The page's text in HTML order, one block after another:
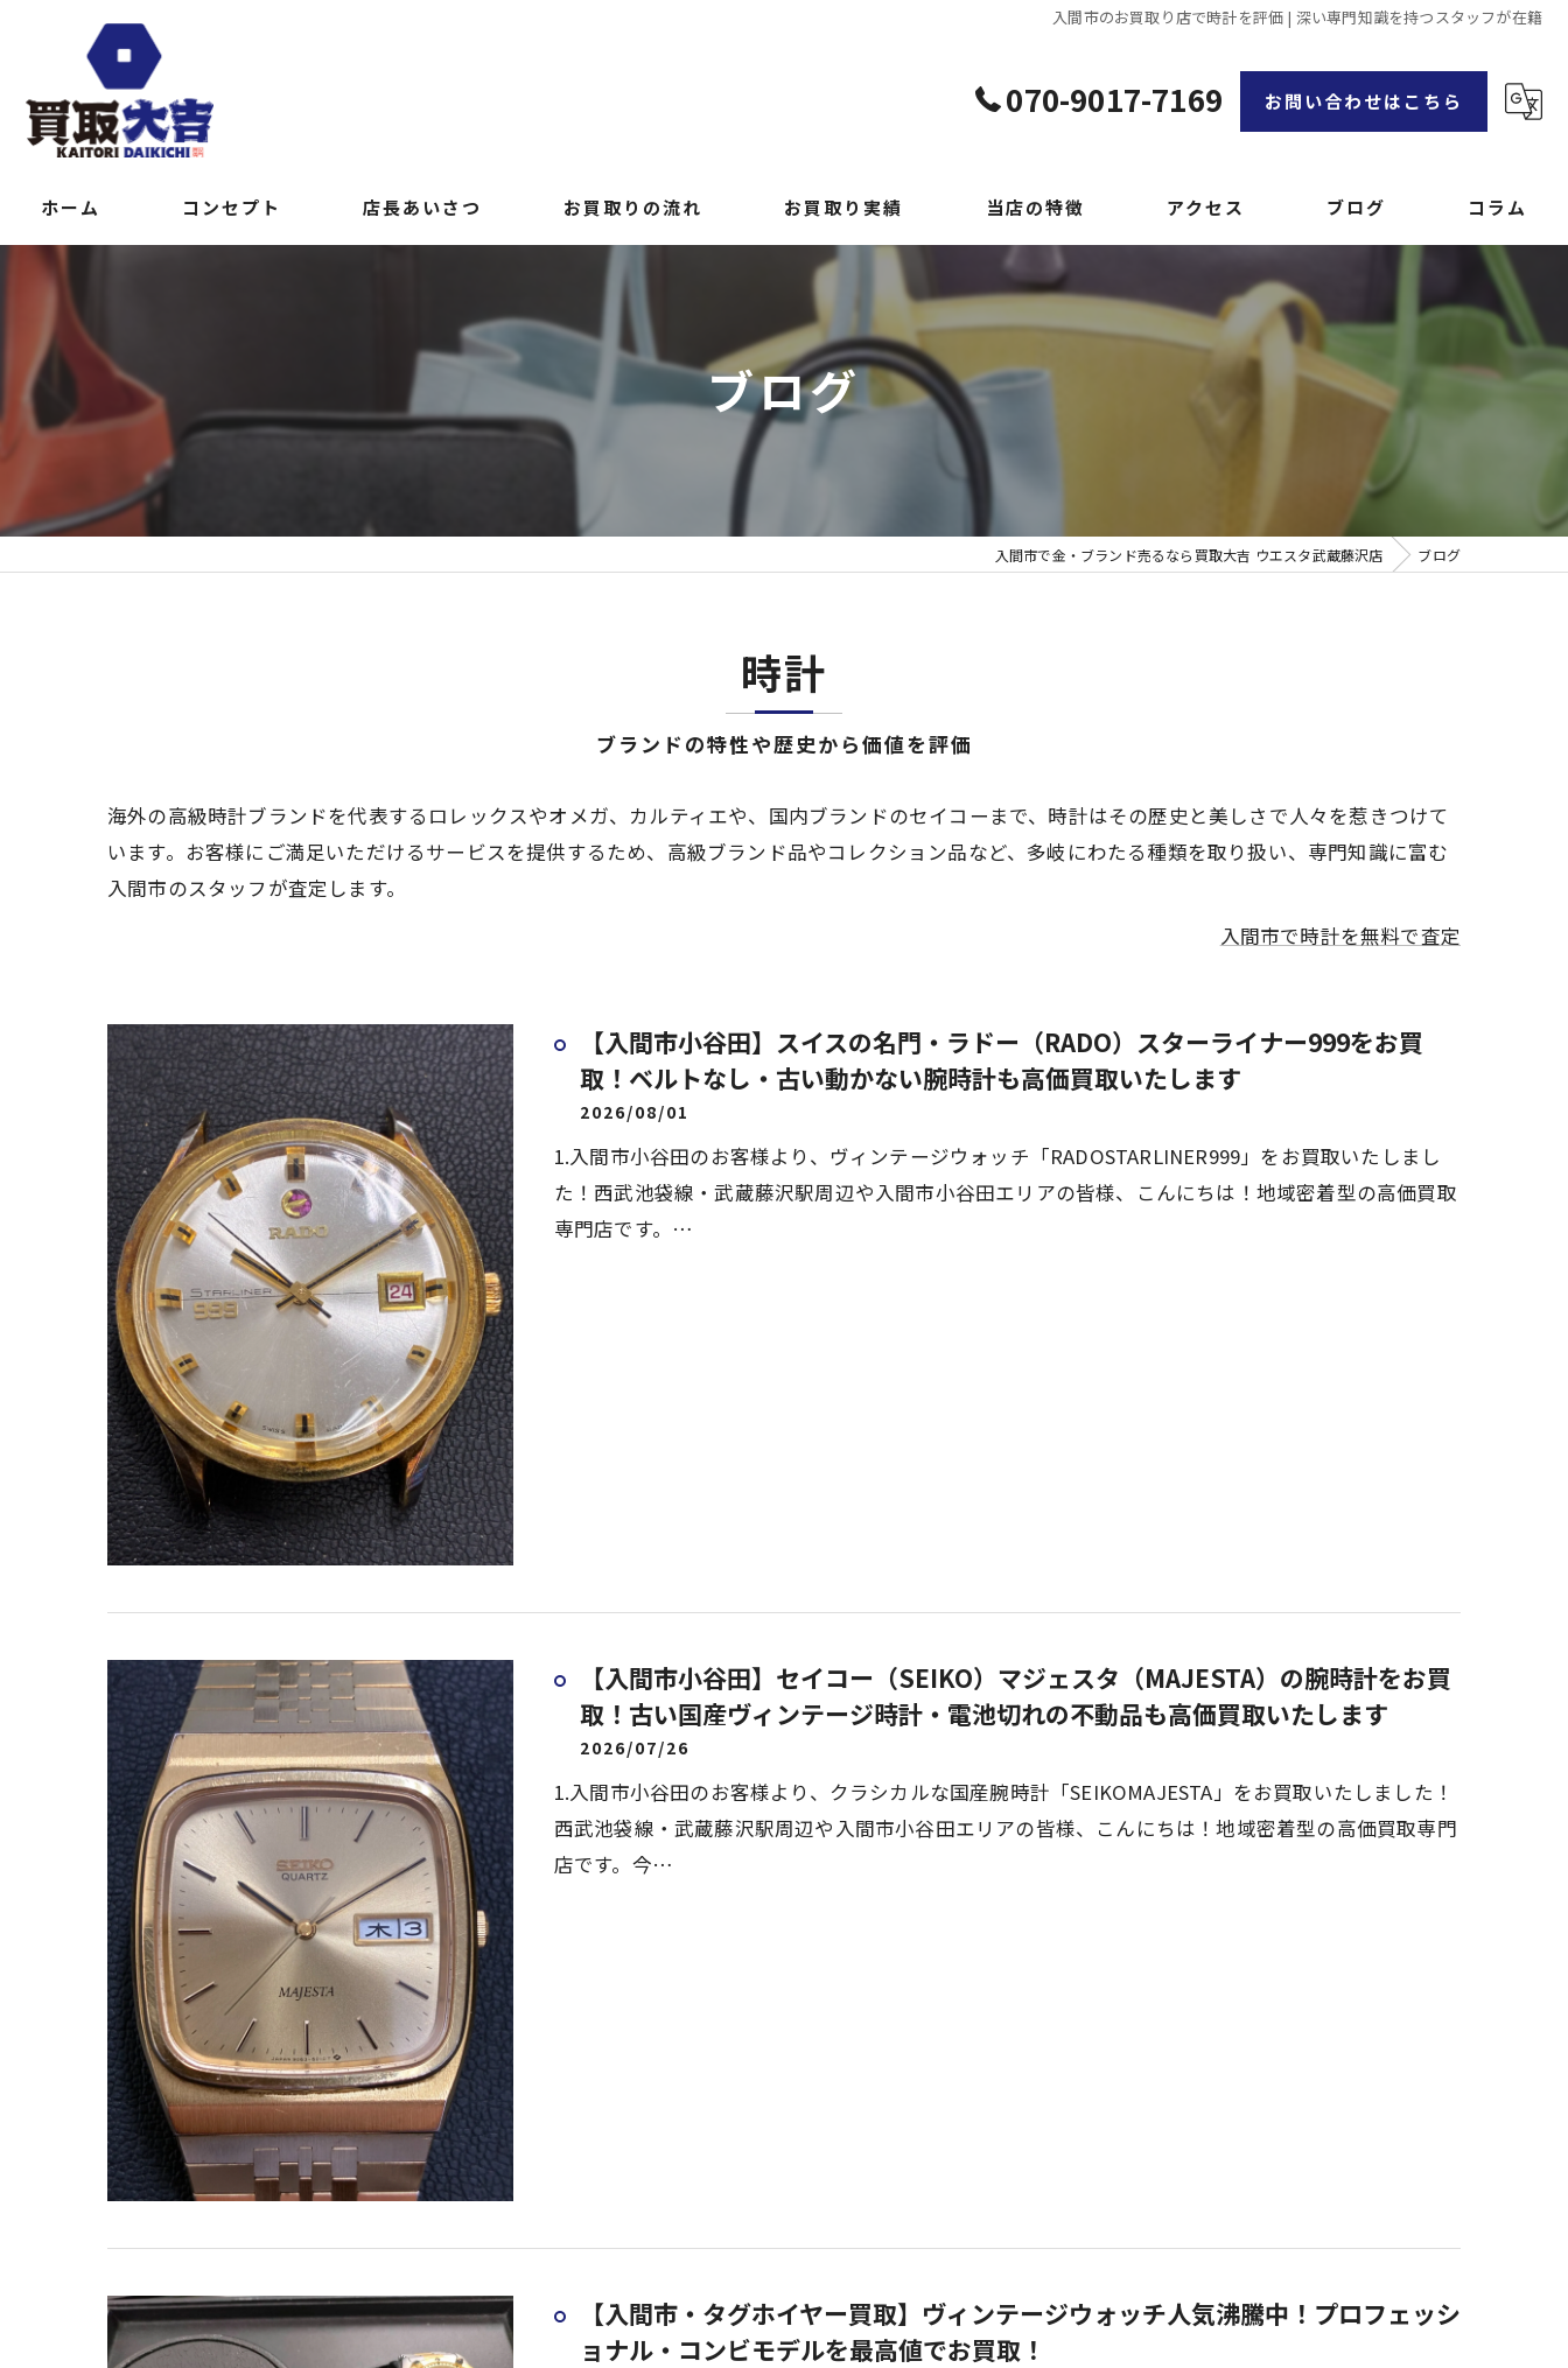
入間市のお買取り店で時計を評価 | 深い専門知識を持つスタッフが在籍
070-9017-7169 お問い合わせはこちら
ホーム コンセプト 店長あいさつ お買取りの流れ
よくある質問
お買取り実績 当店の特徴
貴金属
ブランド品
切手
不用品買取・遺品整理
アクセス ブログ コラム
ブログ
入間市で金・ブランド売るなら買取大吉 ウエスタ武蔵藤沢店 ブログ
時計
ブランドの特性や歴史から価値を評価
海外の高級時計ブランドを代表するロレックスやオメガ、カルティエや、国内ブランドのセイコーまで、時計はその歴史と美しさで人々を惹きつけて
います。お客様にご満足いただけるサービスを提供するため、高級ブランド品やコレクション品など、多岐にわたる種類を取り扱い、専門知識に富む
入間市のスタッフが査定します。
入間市で時計を無料で査定
【入間市小谷田】スイスの名門・ラドー（RADO）スターライナー999をお買
取！ベルトなし・古い動かない腕時計も高価買取いたします
2026/08/01
1.入間市小谷田のお客様より、ヴィンテージウォッチ「RADOSTARLINER999」をお買取いたしまし
た！西武池袋線・武蔵藤沢駅周辺や入間市小谷田エリアの皆様、こんにちは！地域密着型の高価買取
専門店です。…
【入間市小谷田】セイコー（SEIKO）マジェスタ（MAJESTA）の腕時計をお買
取！古い国産ヴィンテージ時計・電池切れの不動品も高価買取いたします
2026/07/26
1.入間市小谷田のお客様より、クラシカルな国産腕時計「SEIKOMAJESTA」をお買取いたしました！
西武池袋線・武蔵藤沢駅周辺や入間市小谷田エリアの皆様、こんにちは！地域密着型の高価買取専門
店です。今…
【入間市・タグホイヤー買取】ヴィンテージウォッチ人気沸騰中！プロフェッシ
ョナル・コンビモデルを最高値でお買取！